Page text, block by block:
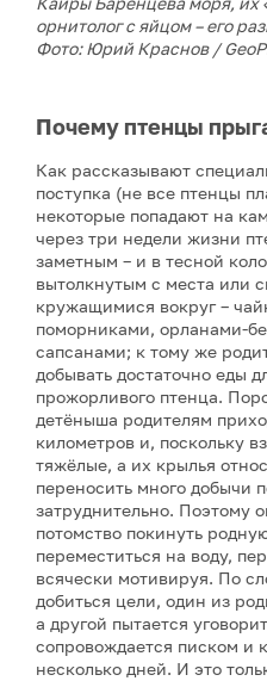
орнитолог с яйцом – его
Фото: Юрий Краснов /
Почему птенцы
Как рассказывают
поступка (не все птенцы
некоторые попадают на
через три недели жизни
заметным – и в тесной
вытолкнутым с места или
кружащимися вокруг –
поморниками, орланами-
сапсанами; к тому же
добывать достаточно еды
прожорливого птенца.
детёныша родителям
километров и, поскольку
тяжёлые, а их крылья
переносить много добычи
затруднительно. Поэтому
потомство покинуть
переместиться на воду,
всячески мотивируя. По
добиться цели, один из
а другой пытается
сопровождается писком и
несколько дней. И это